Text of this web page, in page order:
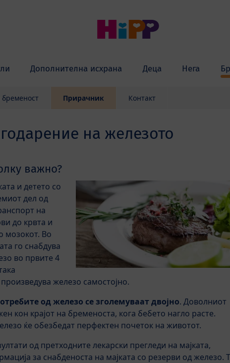
Дополнителна исхрана Деца Нега
Прирачник Контакт
на железото
важно?
и детето со
дел од
на
до крвта и
мозокот. Во
го снабдува
во првите 4
железо самостојно.
од железо се зголемуваат двојно. Доволниот
кон крајот на бременоста, кога бебето нагло расте.
ќе обезбедат перфектен почеток на животот.
од претходните лекарски прегледи на мајката,
за снабденоста на мајката со резерви од железо.